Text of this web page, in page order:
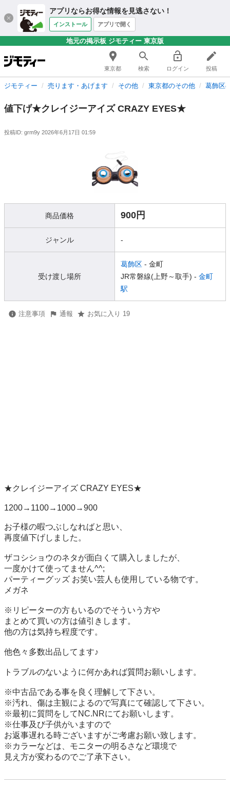
アプリならお得な情報を見逃さない！
インストール アプリで開く
地元の掲示板 ジモティー 東京版
東京都 検索 ログイン 投稿
ジモティー 売ります・あげます その他 東京都のその他 葛飾区
値下げ★クレイジーアイズ CRAZY EYES★
投稿ID: grm9y 2026年6月17日 01:59
商品価格 900円
ジャンル -
受け渡し場所
葛飾区 - 金町
JR常磐線(上野～取手) - 金町
駅
注意事項 通報 お気に入り 19
★クレイジーアイズ CRAZY EYES★
1200→1100→1000→900
お子様の暇つぶしなればと思い、
再度値下げしました。
ザコシショウのネタが面白くて購入しましたが、
一度かけて使ってません^^;
パーティーグッズ お笑い芸人も使用している物です。
メガネ
※リピーターの方もいるのでそういう方や
まとめて買いの方は値引きします。
他の方は気持ち程度です。
他色々多数出品してます♪
トラブルのないように何かあれば質問お願いします。
※中古品である事を良く理解して下さい。
※汚れ、傷は主観によるので写真にて確認して下さい。
※最初に質問をしてNC.NRにてお願いします。
※仕事及び子供がいますので
お返事遅れる時ございますがご考慮お願い致します。
※カラーなどは、モニターの明るさなど環境で
見え方が変わるのでご了承下さい。